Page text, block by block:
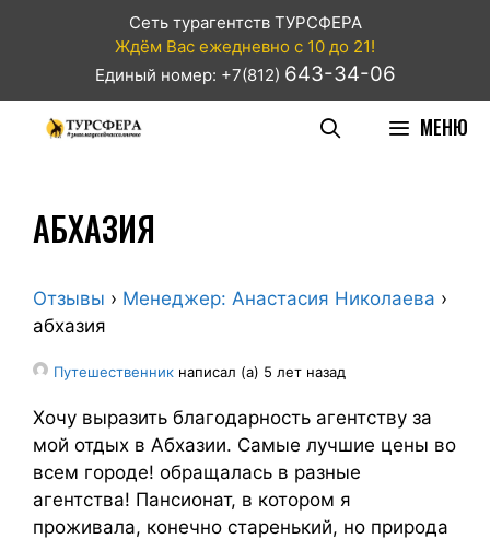
Сеть турагентств ТУРСФЕРА
Ждём Вас ежедневно с 10 до 21!
Единый номер: +7(812) 643-34-06
МЕНЮ
АБХАЗИЯ
Отзывы › Менеджер: Анастасия Николаева ›
абхазия
Путешественник написал (а) 5 лет назад
Хочу выразить благодарность агентству за
мой отдых в Абхазии. Самые лучшие цены во
всем городе! обращалась в разные
агентства! Пансионат, в котором я
проживала, конечно старенький, но природа